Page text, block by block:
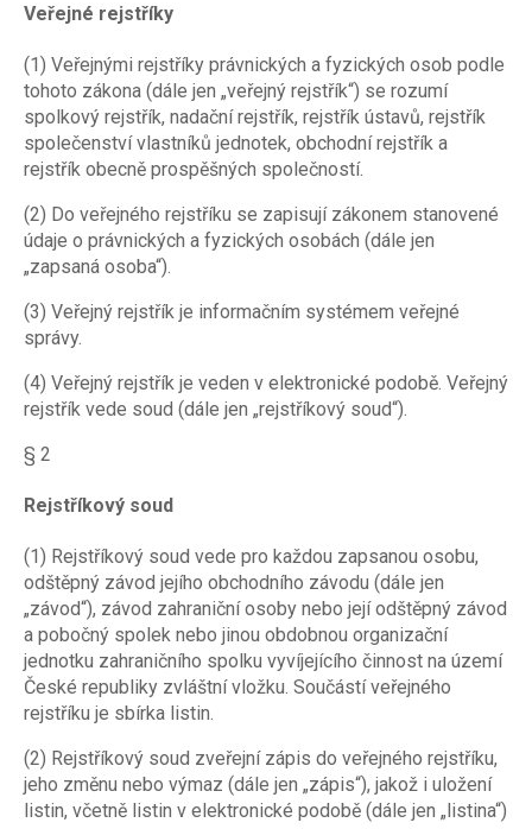
Veřejné rejstříky
(1) Veřejnými rejstříky právnických a fyzických osob podle
tohoto zákona (dále jen „veřejný rejstřík“) se rozumí
spolkový rejstřík, nadační rejstřík, rejstřík ústavů, rejstřík
společenství vlastníků jednotek, obchodní rejstřík a
rejstřík obecně prospěšných společností.
(2) Do veřejného rejstříku se zapisují zákonem stanovené
údaje o právnických a fyzických osobách (dále jen
„zapsaná osoba“).
(3) Veřejný rejstřík je informačním systémem veřejné
správy.
(4) Veřejný rejstřík je veden v elektronické podobě. Veřejný
rejstřík vede soud (dále jen „rejstříkový soud“).
§ 2
Rejstříkový soud
(1) Rejstříkový soud vede pro každou zapsanou osobu,
odštěpný závod jejího obchodního závodu (dále jen
„závod“), závod zahraniční osoby nebo její odštěpný závod
a pobočný spolek nebo jinou obdobnou organizační
jednotku zahraničního spolku vyvíjejícího činnost na území
České republiky zvláštní vložku. Součástí veřejného
rejstříku je sbírka listin.
(2) Rejstříkový soud zveřejní zápis do veřejného rejstříku,
jeho změnu nebo výmaz (dále jen „zápis“), jakož i uložení
listin, včetně listin v elektronické podobě (dále jen „listina“)